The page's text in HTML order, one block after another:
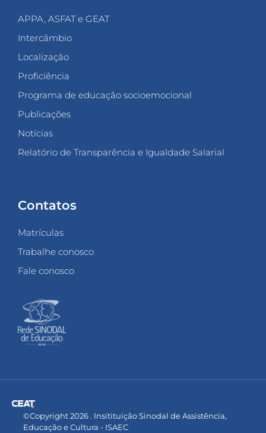
APPA, ASFAT e GEAT
Intercâmbio
Localização
Proficiência
Programa de educação socioemocional
Publicações
Notícias
Relatório de Transparência e Igualdade Salarial
Contatos
Matrículas
Trabalhe conosco
Fale conosco
©Copyright 2026 . Insitituição Sinodal de Assistência,
Educação e Cultura - ISAEC